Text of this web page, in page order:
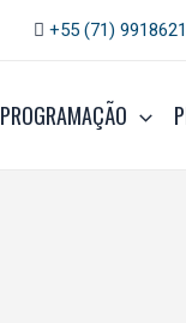
+55 (71)
PROGRAMAÇÃO